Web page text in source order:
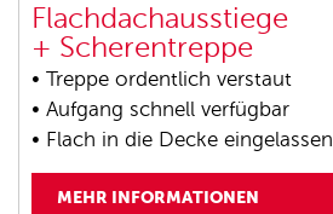
Flachdachausstiege
+ Scherentreppe
• Treppe ordentlich verstaut
• Aufgang schnell verfügbar
• Flach in die Decke eingelassen
MEHR INFORMATIONEN